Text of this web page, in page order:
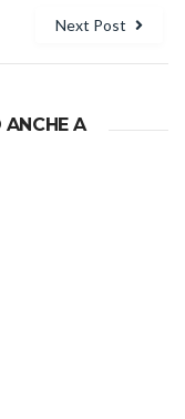
Next Post
ANCHE A